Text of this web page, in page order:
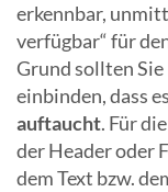
erkennbar,
verfügbar“ für
Grund sollten
einbinden, dass es
auftaucht. Für
der Header oder
dem Text bzw.